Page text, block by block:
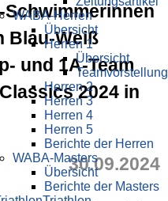
WABA-Herren
Übersicht
Herren 1
Übersicht
Teamvorstellung
Herren 2
Herren 3
Herren 4
Herren 5
Berichte der Herren
WABA-Masters
Übersicht
Berichte der Masters
Blau-Weiß
und 1A-Team
2024 in
30.09.2024